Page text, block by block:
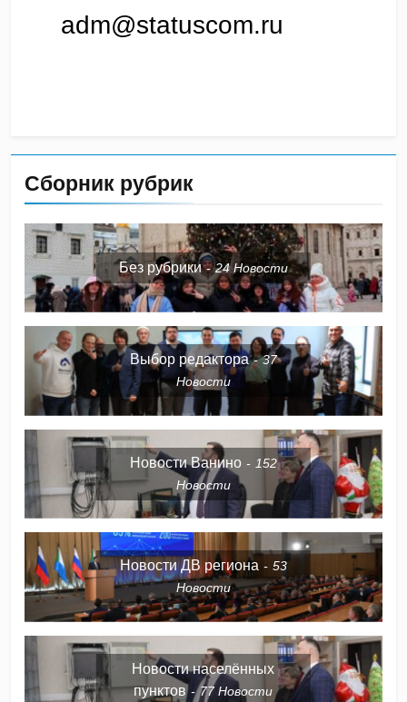
adm@statuscom.ru
Сборник рубрик
Без рубрики 24Новости
Выбор редактора
37
Новости
Новости Ванино
152
Новости
Новости ДВ региона
53
Новости
Новости населённых
пунктов
77Новости